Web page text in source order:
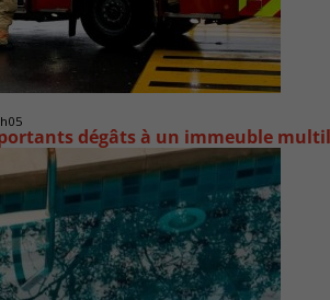
dégâts à un immeuble